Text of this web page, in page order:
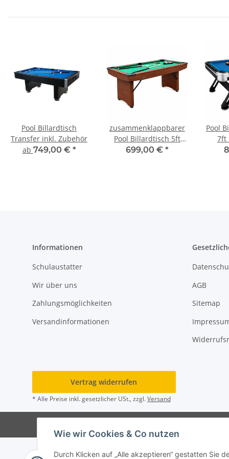
Wie wir Cookies & Co nutzen
Durch Klicken auf „Alle akzeptieren“ gestatten Sie
Pool Billardtisch
Transfer inkl. Zubehör
ab 749,00 € *
zusammenklappbarer
Pool Billardtisch 5ft
Braun inkl. Zubehör
699,00 € *
Pool
7ft
Informationen
Schulaustatter
Wir über uns
Zahlungsmöglichkeiten
Versandinformationen
AGB
Sitemap
Vertrag widerrufen
* Alle Preise inkl. gesetzlicher USt., zzgl.Versand